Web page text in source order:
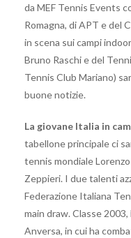
da MEF Tennis Events
Romagna, di APT e del
in scena sui campi
Bruno Raschi e del
Tennis Club Mariano)
buone notizie.
La giovane Italia in
tabellone principale ci
tennis mondiale
Zeppieri. I due talenti
Federazione Italiana
main draw. Classe
Anversa, in cui ha